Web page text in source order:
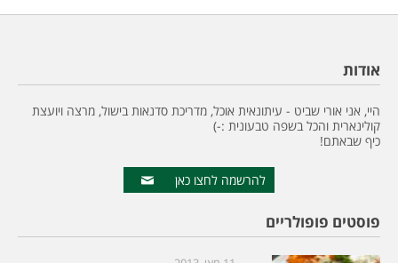
אודות
היי, אני אורי שביט - עיתונאית אוכל, מדריכת סדנאות בישול, מרצה ויועצת
קולינארית והכל בשפה טבעונית :-)
כיף שבאתם!
להרשמה לחצו כאן
פוסטים פופולריים